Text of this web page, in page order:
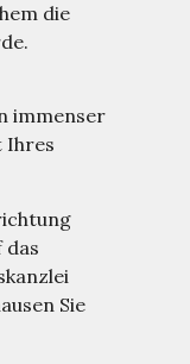
die
immenser
Ihres
das
Sie